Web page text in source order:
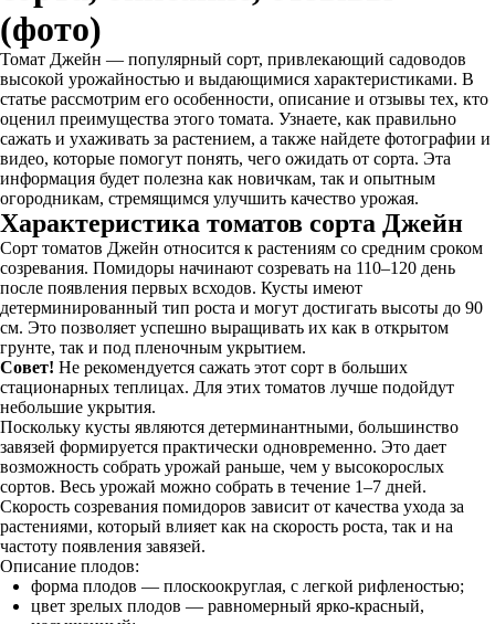
(фото)
Томат Джейн — популярный сорт, привлекающий садоводов
высокой урожайностью и выдающимися характеристиками. В
статье рассмотрим его особенности, описание и отзывы тех, кто
оценил преимущества этого томата. Узнаете, как правильно
сажать и ухаживать за растением, а также найдете фотографии и
видео, которые помогут понять, чего ожидать от сорта. Эта
информация будет полезна как новичкам, так и опытным
огородникам, стремящимся улучшить качество урожая.
Характеристика томатов сорта Джейн
Сорт томатов Джейн относится к растениям со средним сроком
созревания. Помидоры начинают созревать на 110–120 день
после появления первых всходов. Кусты имеют
детерминированный тип роста и могут достигать высоты до 90
см. Это позволяет успешно выращивать их как в открытом
грунте, так и под пленочным укрытием.
Совет! Не рекомендуется сажать этот сорт в больших
стационарных теплицах. Для этих томатов лучше подойдут
небольшие укрытия.
Поскольку кусты являются детерминантными, большинство
завязей формируется практически одновременно. Это дает
возможность собрать урожай раньше, чем у высокорослых
сортов. Весь урожай можно собрать в течение 1–7 дней.
Скорость созревания помидоров зависит от качества ухода за
растениями, который влияет как на скорость роста, так и на
частоту появления завязей.
Описание плодов:
форма плодов — плоскоокруглая, с легкой рифленостью;
цвет зрелых плодов — равномерный ярко-красный,